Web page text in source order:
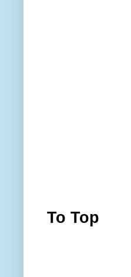
To Top